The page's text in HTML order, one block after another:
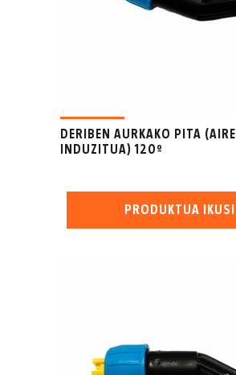
DERIBEN AURKAKO PITA (AIRE
INDUZITUA) 120º
PRODUKTUA IKUSI